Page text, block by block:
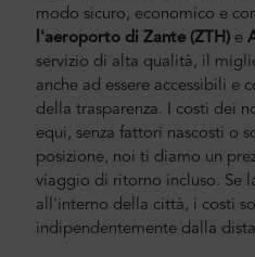
modo sicuro, economico e
l'aeroporto di Zante (ZTH) e
servizio di alta qualità, il
anche ad essere accessibili e
della trasparenza. I costi dei
equi, senza fattori nascosti o
posizione, noi ti diamo un
viaggio di ritorno incluso. Se
all'interno della città, i costi
indipendentemente dalla